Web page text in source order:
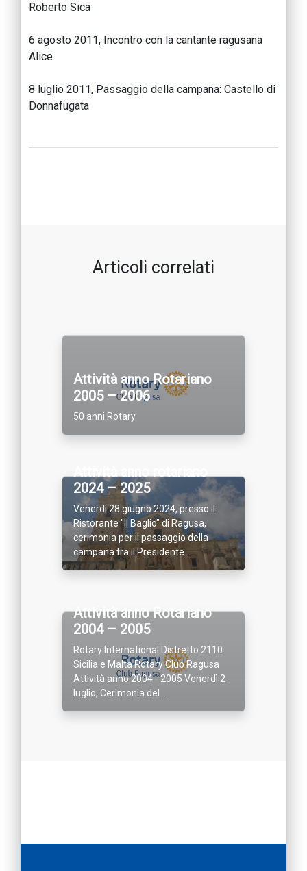
Roberto Sica
6 agosto 2011, Incontro con la cantante ragusana
Alice
8 luglio 2011, Passaggio della campana: Castello di
Donnafugata
Articoli correlati
Attività anno Rotariano
2005 – 2006
50 anni Rotary
Attività anno rotariano
2024 – 2025
Venerdì 28 giugno 2024, presso il
Ristorante "Il Baglio" di Ragusa,
cerimonia per il passaggio della
campana tra il Presidente...
Attività anno Rotariano
2004 – 2005
Rotary International Distretto 2110
Sicilia e Malta Rotary Club Ragusa
Attività anno 2004 - 2005 Venerdì 2
luglio, Cerimonia del...